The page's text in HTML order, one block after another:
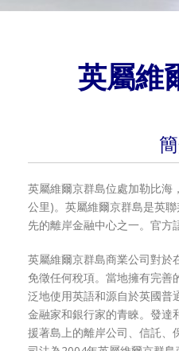
英屬維
英屬維爾京群島位處加勒比海
公里)。英屬維爾京群島是英
先的離岸金融中心之一。官方
英屬維爾京群島商業公司對於
免徵任何稅項。當地擁有完善
泛地使用英語和源自於英國普
金融家和銀行家的青睞。發達
援著島上的離岸公司、信託、